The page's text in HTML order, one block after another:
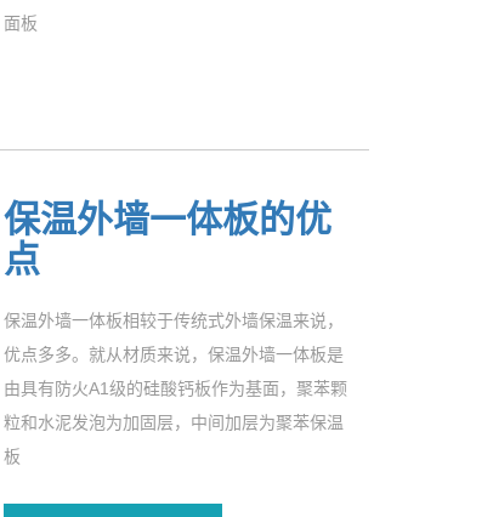
面板
保温外墙一体板的优
点
保温外墙一体板相较于传统式外墙保温来说，
优点多多。就从材质来说，保温外墙一体板是
由具有防火A1级的硅酸钙板作为基面，聚苯颗
粒和水泥发泡为加固层，中间加层为聚苯保温
板